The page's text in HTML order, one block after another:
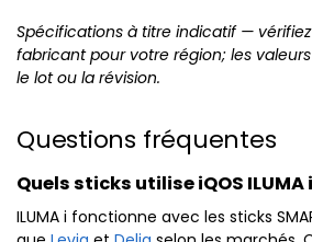
Spécifications à titre indicatif —
fabricant pour votre région; les
le lot ou la révision.
Questions fréquentes
Quels sticks utilise iQOS ILUMA
ILUMA i fonctionne avec les sticks